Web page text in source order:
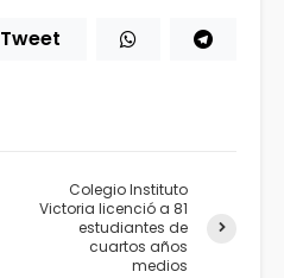
Tweet
Colegio Instituto
Victoria licenció a 81
estudiantes de
cuartos años
medios